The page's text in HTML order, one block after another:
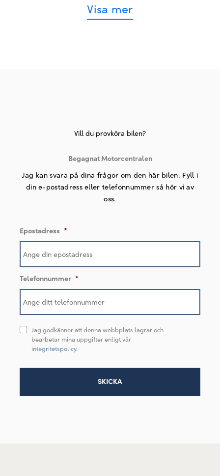
Lättmetallfälgar 18 tum kalamata
Travel assist inklusive emergency assist
Visa mer
Vill du provköra bilen?
Begagnat Motorcentralen
Jag kan svara på dina frågor om den här bilen. Fyll i
din e-postadress eller telefonnummer så hör vi av
oss.
Epostadress *
Telefonnummer *
Jag godkänner att denna webbplats lagrar och
bearbetar mina uppgifter enligt vår
integritetspolicy.